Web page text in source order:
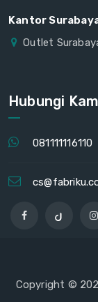
Kantor
Outlet
Hubungi
081111116110
Copyright ©